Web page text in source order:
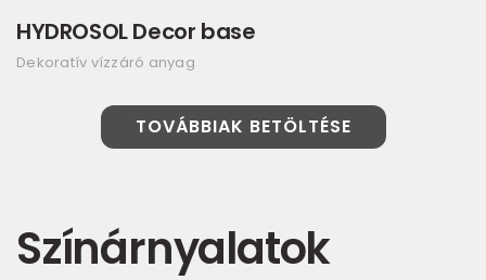
HYDROSOL Decor base
Dekoratív vízzáró anyag
TOVÁBBIAK BETÖLTÉSE
Színárnyalatok